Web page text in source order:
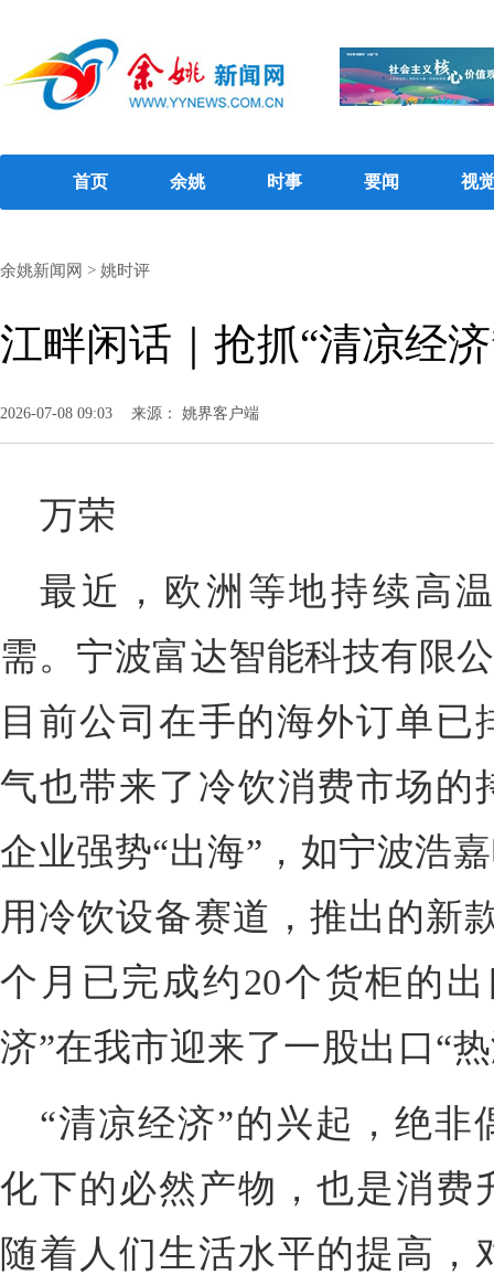
首页 余姚 时事 要闻 视
余姚新闻网 > 姚时评
江畔闲话｜抢抓“清凉经
2026-07-08 09:03 来源： 姚界客户端
万荣
最近，欧洲等地持续高
需。宁波富达智能科技有限
目前公司在手的海外订单已
气也带来了冷饮消费市场的
企业强势“出海”，如宁波浩
用冷饮设备赛道，推出的新
个月已完成约20个货柜的
济”在我市迎来了一股出口“
“清凉经济”的兴起，绝
化下的必然产物，也是消费
随着人们生活水平的提高